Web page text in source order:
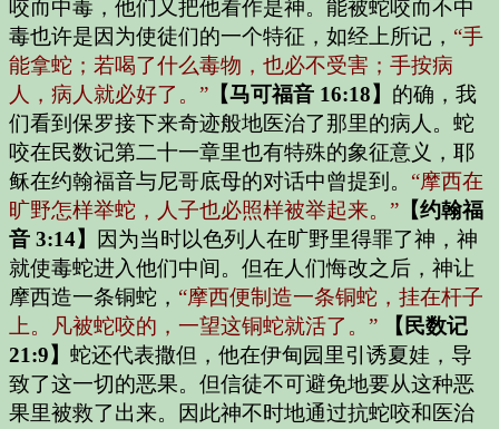
咬而中毒，他们又把他看作是神。能被蛇咬而不中
毒也许是因为使徒们的一个特征，如经上所记， “手
能拿蛇；若喝了什么毒物，也必不受害；手按病
人，病人就必好了。” 【马可福音 16:18】 的确，我
们看到保罗接下来奇迹般地医治了那里的病人。蛇
咬在民数记第二十一章里也有特殊的象征意义，耶
稣在约翰福音与尼哥底母的对话中曾提到。 “摩西在
旷野怎样举蛇，人子也必照样被举起来。” 【约翰福
音 3:14】
因为当时以色列人在旷野里得罪了神，神
就使毒蛇进入他们中间。但在人们悔改之后，神让
摩西造一条铜蛇， “摩西便制造一条铜蛇，挂在杆子
上。凡被蛇咬的，一望这铜蛇就活了。”
【民数记
21:9】 蛇还代表撒但，他在伊甸园里引诱夏娃，导
致了这一切的恶果。但信徒不可避免地要从这种恶
果里被救了出来。因此神不时地通过抗蛇咬和医治